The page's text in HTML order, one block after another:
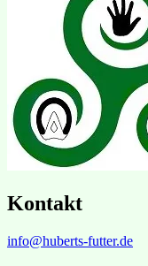
Kontakt
info@huberts-futter.de